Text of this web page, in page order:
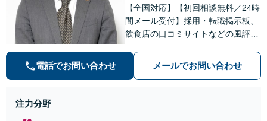
【全国対応】【初回相談無料／24時
間メール受付】採用・転職掲示板、
飲食店の口コミサイトなどの風評被
の種類を問わず相談可。可能な限り
早期対応で駆けつけサポート【労
電話でお問い合わせ メールでお問い合わせ
注力分野